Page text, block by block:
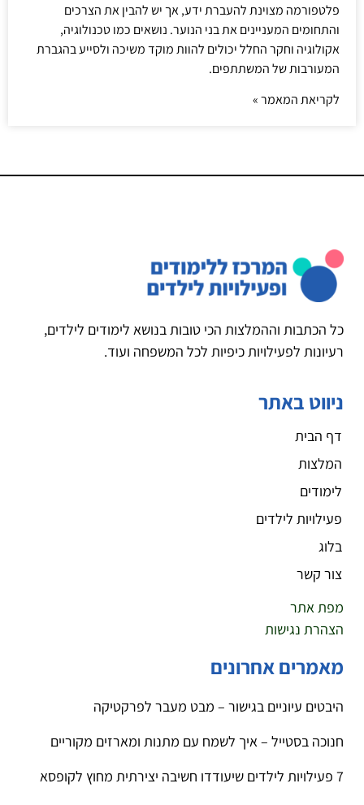
פלטפורמה מצוינת להעברת ידע, אך יש להבין את הצרכים
והתחומים המעניינים את בני הנוער. נושאים כמו טכנולוגיה,
אקולוגיה וחקר החלל יכולים להוות מוקד משיכה ולסייע בהגברת
המעורבות של המשתתפים.
לקריאת המאמר »
כל הכתבות וההמלצות הכי טובות בנושא לימודים לילדים,
רעיונות לפעילויות כיפיות לכל המשפחה ועוד.
ניווט באתר
דף הבית
המלצות
לימודים
פעילויות לילדים
בלוג
צור קשר
מפת אתר
הצהרת נגישות
מאמרים אחרונים
היבטים עיוניים בגישור – מבט מעבר לפרקטיקה
חנוכה בסטייל – איך לשמח עם מתנות ומארזים מקוריים
7 פעילויות לילדים שיעודדו חשיבה יצירתית מחוץ לקופסא